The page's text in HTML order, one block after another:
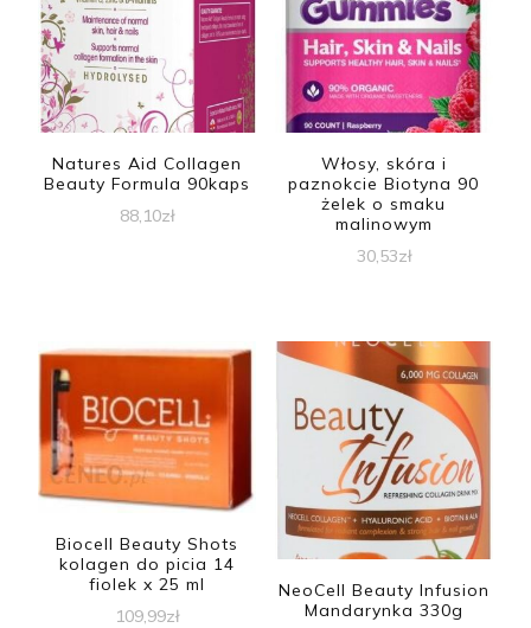
Natures Aid Collagen
Beauty Formula 90kaps
88,10zł
Włosy, skóra i
paznokcie Biotyna 90
żelek o smaku
malinowym
30,53zł
Biocell Beauty Shots
kolagen do picia 14
fiolek x 25 ml
109,99zł
NeoCell Beauty Infusion
Mandarynka 330g